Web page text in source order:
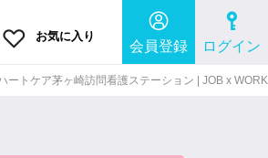
お気に入り
会員登録 ログイン
ートケア茅ヶ崎訪問看護ステーション | JOB x WORK